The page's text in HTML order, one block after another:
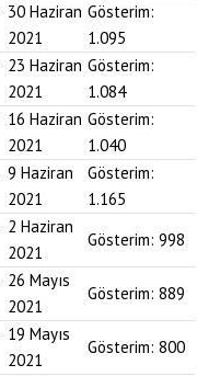
30 Haziran
2021
Gösterim:
1.095
23 Haziran
2021
Gösterim:
1.084
16 Haziran
2021
Gösterim:
1.040
9 Haziran
2021
Gösterim:
1.165
2 Haziran
2021
Gösterim: 998
26 Mayıs
2021
Gösterim: 889
19 Mayıs
2021
Gösterim: 800